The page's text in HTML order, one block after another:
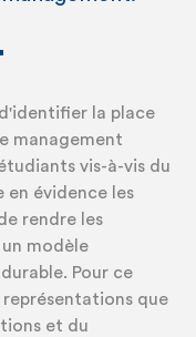
la place
management
vis-à-vis du
évidence les
rendre les
modèle
Pour ce
que
et du